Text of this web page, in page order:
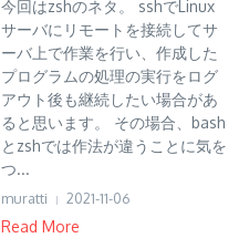
今回はzshのネタ。 sshでLinux
サーバにリモートを接続してサ
ーバ上で作業を行い、作成した
プログラムの処理の実行をログ
アウト後も継続したい場合があ
ると思います。 その場合、bash
とzshでは作法が違うことに気を
つ...
muratti 2021-11-06
Read More